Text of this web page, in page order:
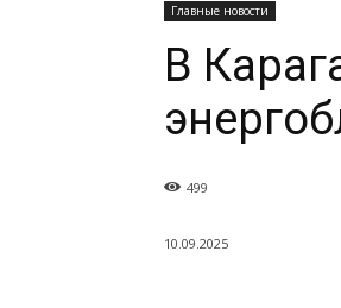
Главные новости
В
499
10.09.2025